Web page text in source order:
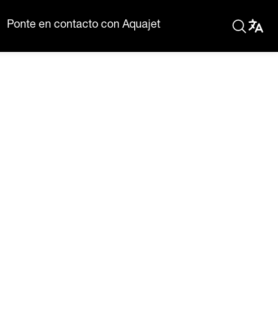
Ponte en contacto con Aquajet